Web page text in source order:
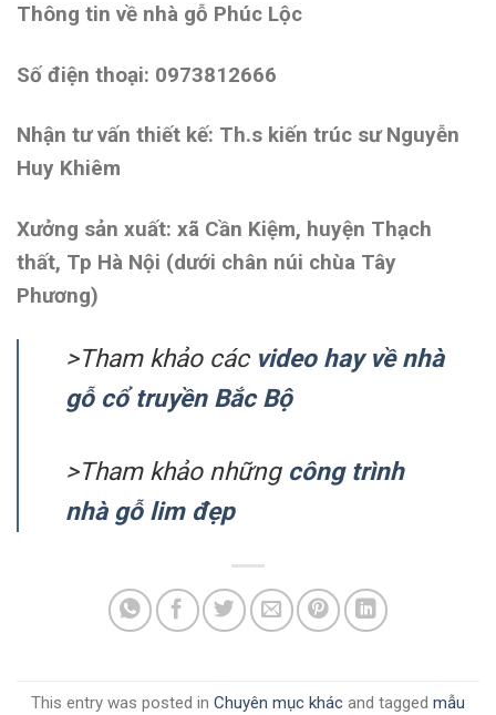
Thông tin về nhà gỗ Phúc Lộc
Số điện thoại: 0973812666
Nhận tư vấn thiết kế: Th.s kiến trúc sư Nguyễn
Huy Khiêm
Xưởng sản xuất: xã Cần Kiệm, huyện Thạch
thất, Tp Hà Nội (dưới chân núi chùa Tây
Phương)
>Tham khảo cácvideo hay về nhà
gỗ cổ truyền Bắc Bộ
>Tham khảo những công trình
nhà gỗ lim đẹp
This entry was posted in Chuyên mục khác and tagged mẫu